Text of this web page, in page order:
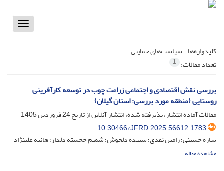
Toggle
کلیدواژه‌ها =سیاست‌های حمایتی
تعداد مقالات: 1
بررسی نقش اقتصادی و اجتماعی زراعت چوب در توسعه کارآفرینی
روستایی (منطقه مورد بررسی: استان گیلان)
مقالات آماده انتشار، پذیرفته شده، انتشار آنلاین از تاریخ24 فروردین 1405
10.30466/JFRD.2025.56612.1783
ساره حسینی؛ رامین نقدی؛ سپیده دلخوش؛ شمیم خجسته دلدار؛ هانیه علینژاد
مشاهده مقاله